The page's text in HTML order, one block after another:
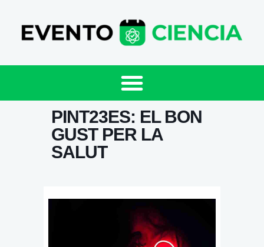
PINT23ES: EL BON
GUST PER LA
SALUT